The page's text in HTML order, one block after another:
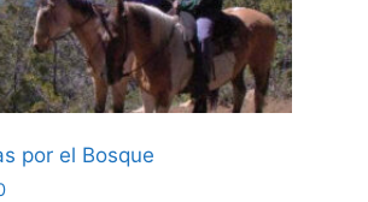
por el Bosque